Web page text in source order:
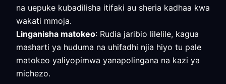
na uepuke kubadilisha itifaki au sheria kadhaa kwa
wakati mmoja.
Linganisha matokeo: Rudia jaribio lilelile, kagua
masharti ya huduma na uhifadhi njia hiyo tu pale
matokeo yaliyopimwa yanapolingana na kazi ya
michezo.